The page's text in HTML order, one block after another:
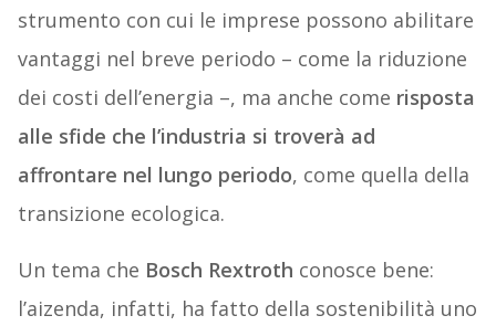
strumento con cui le imprese possono abilitare
vantaggi nel breve periodo – come la riduzione
dei costi dell’energia –, ma anche come risposta
alle sfide che l’industria si troverà ad
affrontare nel lungo periodo, come quella della
transizione ecologica.
Un tema che Bosch Rextroth conosce bene:
l’aizenda, infatti, ha fatto della sostenibilità uno